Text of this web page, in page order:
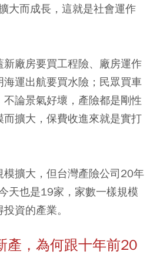
大而成長，這就是社會運作
廠房要買工程險、廠房運作
運出航要買水險；民眾買車
論景氣好壞，產險都是剛性
擴大，保費收進來就是實打
模擴大，但台灣產險公司20年
天也是19家，家數一樣規模
資的產業。
產，為何跟十年前20